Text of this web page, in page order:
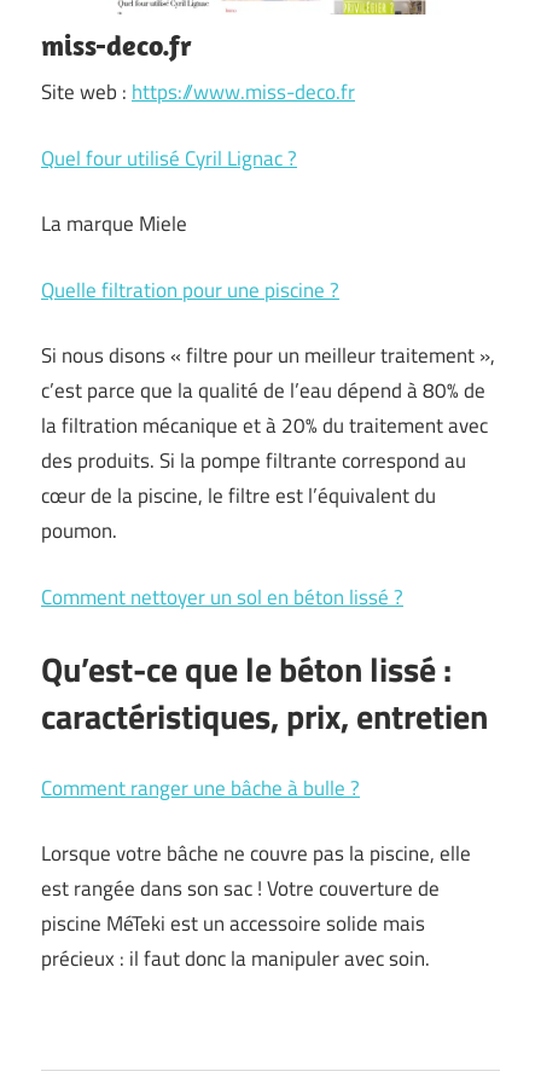
miss-deco.fr
Site web :https://www.miss-deco.fr
Quel four utilisé Cyril Lignac ?
La marque Miele
Quelle filtration pour une piscine ?
Si nous disons « filtre pour un meilleur traitement »,
c’est parce que la qualité de l’eau dépend à 80% de
la filtration mécanique et à 20% du traitement avec
des produits. Si la pompe filtrante correspond au
cœur de la piscine, le filtre est l’équivalent du
poumon.
Comment nettoyer un sol en béton lissé ?
Qu’est-ce que le béton lissé :
caractéristiques, prix, entretien
Comment ranger une bâche à bulle ?
Lorsque votre bâche ne couvre pas la piscine, elle
est rangée dans son sac ! Votre couverture de
piscine MéTeki est un accessoire solide mais
précieux : il faut donc la manipuler avec soin.